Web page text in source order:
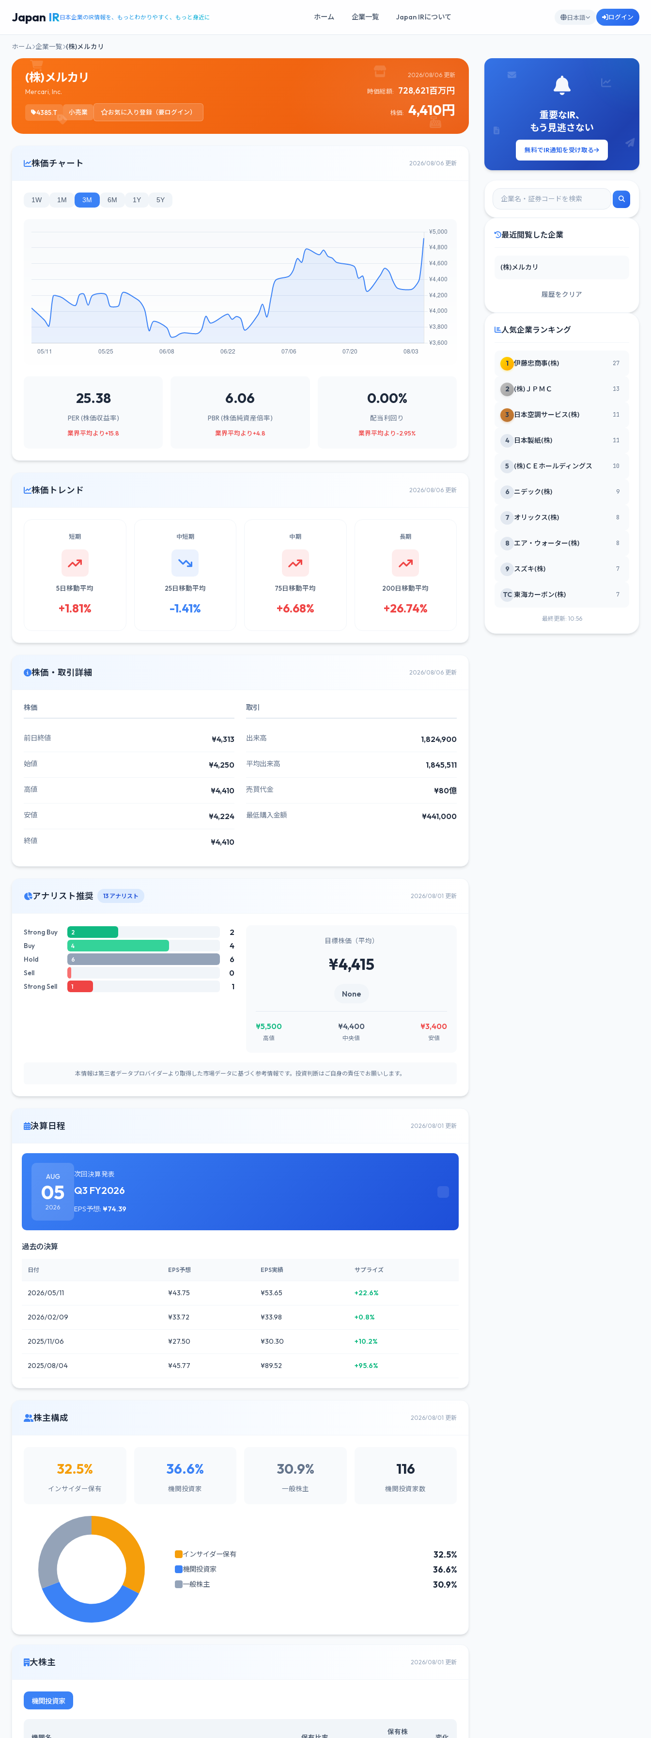
Japan IR日本企業のIR情報を、もっとわかりやすく、もっと身近に ホーム 企業一覧 Japan IRについて 日本語 ログイン
ホーム 企業一覧 (株)メルカリ
(株)メルカリ
Mercari, Inc.
4385.T 小売業 お気に入り登録（要ログイン）
2026/08/06 更新
時価総額: 728,621百万円
株価: 4,410円
株価チャート 2026/08/06 更新
1W 1M 3M 6M 1Y 5Y
25.38
PER (株価収益率)
業界平均より+15.8
6.06
PBR (株価純資産倍率)
業界平均より+4.8
0.00%
配当利回り
業界平均より-2.95%
株価トレンド 2026/08/06 更新
短期
5日移動平均
+1.81%
中短期
25日移動平均
-1.41%
中期
75日移動平均
+6.68%
長期
200日移動平均
+26.74%
株価・取引詳細 2026/08/06 更新
株価
前日終値 ¥4,313
始値 ¥4,250
高値 ¥4,410
安値 ¥4,224
終値 ¥4,410
取引
出来高 1,824,900
平均出来高 1,845,511
売買代金 ¥80億
最低購入金額 ¥441,000
アナリスト推奨 13 アナリスト 2026/08/01 更新
Strong Buy 2 2
Buy 4 4
Hold 6 6
Sell 0
Strong Sell 1 1
目標株価（平均）
¥4,415
None
¥5,500
高値
¥4,400
中央値
¥3,400
安値
本情報は第三者データプロバイダーより取得した市場データに基づく参考情報です。投資判断はご自身の責任でお願いします。
決算日程 2026/08/01 更新
AUG
05
2026
次回決算発表
Q3 FY2026
EPS予想: ¥74.39
過去の決算
日付 EPS予想 EPS実績 サプライズ
2026/05/11 ¥43.75 ¥53.65 +22.6%
2026/02/09 ¥33.72 ¥33.98 +0.8%
2025/11/06 ¥27.50 ¥30.30 +10.2%
2025/08/04 ¥45.77 ¥89.52 +95.6%
株主構成 2026/08/01 更新
32.5%
インサイダー保有
36.6%
機関投資家
30.9%
一般株主
116
機関投資家数
インサイダー保有 32.5%
機関投資家 36.6%
一般株主 30.9%
大株主 2026/08/01 更新
機関投資家
保有株
重要なIR、
もう見逃さない
無料でIR通知を受け取る
最近閲覧した企業
(株)メルカリ
履歴をクリア
人気企業ランキング
1 伊藤忠商事(株) 27
2 (株)ＪＰＭＣ 13
3 日本空調サービス(株) 11
4 日本製紙(株) 11
5 (株)ＣＥホールディングス 10
6 ニデック(株) 9
7 オリックス(株) 8
8 エア・ウォーター(株) 8
9 スズキ(株) 7
TC 東海カーボン(株) 7
最終更新: 10:56